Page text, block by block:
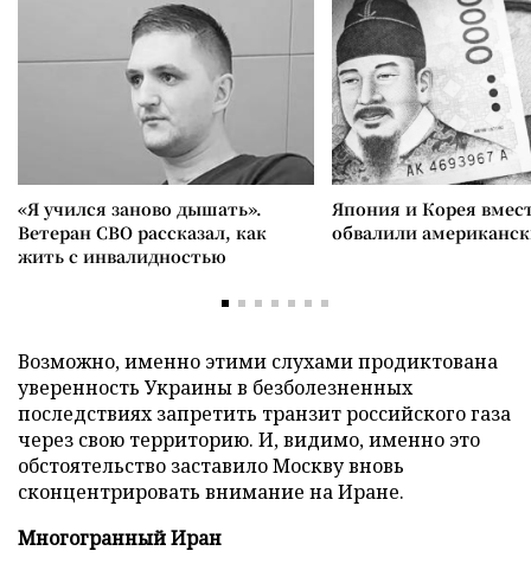
«Я учился заново дышать».
Ветеран СВО рассказал, как
жить с инвалидностью
Япония и Корея
обвалили
Возможно, именно этими слухами продиктована
уверенность Украины в безболезненных
последствиях запретить транзит российского газа
через свою территорию. И, видимо, именно это
обстоятельство заставило Москву вновь
сконцентрировать внимание на Иране.
Многогранный Иран